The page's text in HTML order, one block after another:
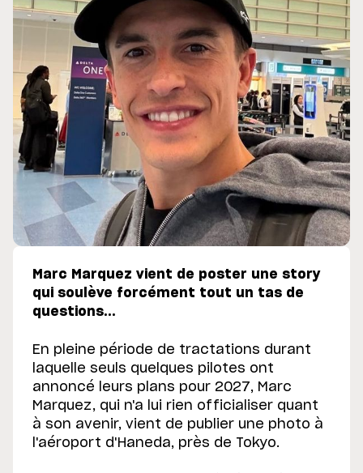
Marc Marquez vient de poster une story
qui soulève forcément tout un tas de
questions...
En pleine période de tractations durant
laquelle seuls quelques pilotes ont
annoncé leurs plans pour 2027, Marc
Marquez, qui n'a lui rien officialiser quant
à son avenir, vient de publier une photo à
l'aéroport d'Haneda, près de Tokyo.